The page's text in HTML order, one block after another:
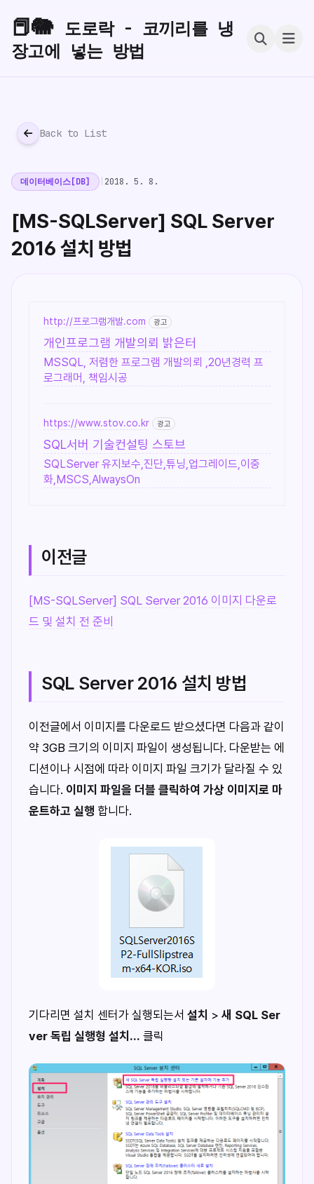
📕🐘 도로락 - 코끼리를 냉
장고에 넣는 방법
Back to List
데이터베이스[DB] 2018. 5. 8.
[MS-SQLServer] SQL Server
2016 설치 방법
http://프로그램개발.com 광고
개인프로그램 개발의뢰 밝은터
MSSQL, 저렴한 프로그램 개발의뢰 ,20년경력 프
로그래머, 책임시공
https://www.stov.co.kr 광고
SQL서버 기술컨설팅 스토브
SQLServer 유지보수,진단,튜닝,업그레이드,이중
화,MSCS,AlwaysOn
이전글
[MS-SQLServer] SQL Server 2016 이미지 다운로
드 및 설치 전 준비
SQL Server 2016 설치 방법
이전글에서 이미지를 다운로드 받으셨다면 다음과 같이
약 3GB 크기의 이미지 파일이 생성됩니다. 다운받는 에
디션이나 시점에 따라 이미지 파일 크기가 달라질 수 있
습니다. 이미지 파일을 더블 클릭하여 가상 이미지로 마
운트하고 실행 합니다.
기다리면 설치 센터가 실행되는서 설치 > 새 SQL Ser
ver 독립 실행형 설치... 클릭